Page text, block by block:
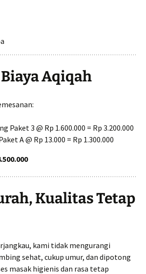
Aqiqah
Paket 3 @ Rp 1.600.000 = Rp 3.200.000
A @ Rp 13.000 = Rp 1.300.000
Kualitas Tetap
kami tidak mengurangi
sehat, cukup umur, dan dipotong
masak higienis dan rasa tetap